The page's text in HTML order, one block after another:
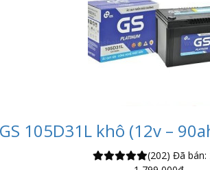
105D31L khô (12v –
(202) Đã bán: